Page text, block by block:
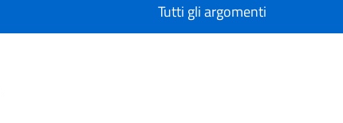
Tutti gli argomenti